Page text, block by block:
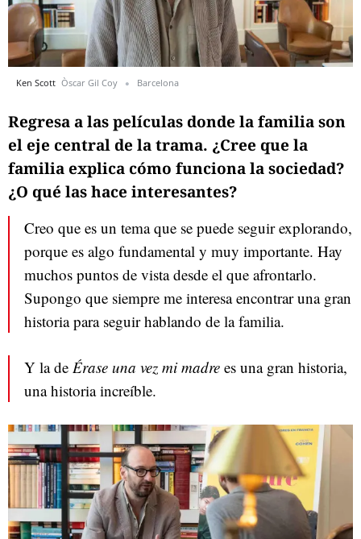
Ken Scott Òscar Gil Coy Barcelona
Regresa a las películas donde la familia son
el eje central de la trama. ¿Cree que la
familia explica cómo funciona la sociedad?
¿O qué las hace interesantes?
Creo que es un tema que se puede seguir explorando,
porque es algo fundamental y muy importante. Hay
muchos puntos de vista desde el que afrontarlo.
Supongo que siempre me interesa encontrar una gran
historia para seguir hablando de la familia.
Y la de Érase una vez mi madre es una gran historia,
una historia increíble.